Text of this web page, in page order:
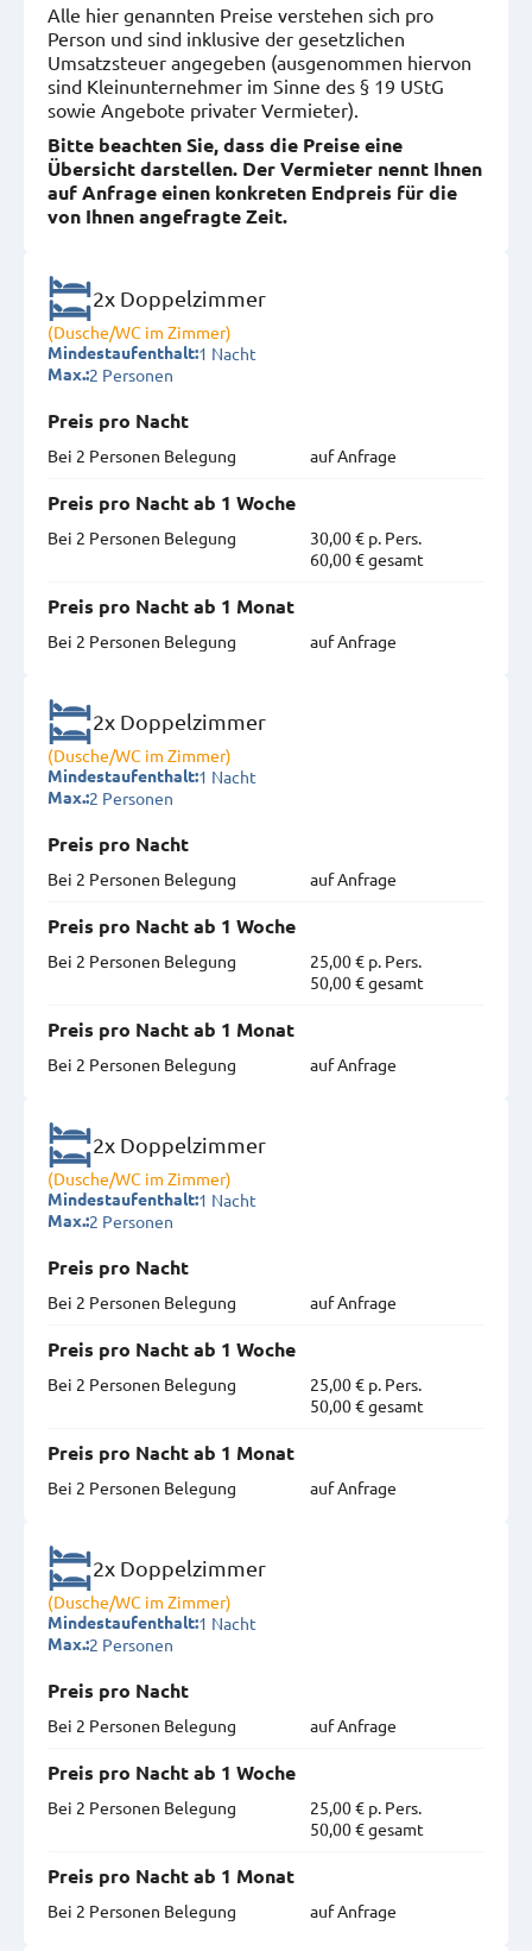
Alle hier genannten Preise verstehen sich pro
Person und sind inklusive der gesetzlichen
Umsatzsteuer angegeben (ausgenommen hiervon
sind Kleinunternehmer im Sinne des § 19 UStG
sowie Angebote privater Vermieter).
Bitte beachten Sie, dass die Preise eine
Übersicht darstellen. Der Vermieter nennt Ihnen
auf Anfrage einen konkreten Endpreis für die
von Ihnen angefragte Zeit.
2x Doppelzimmer
(Dusche/WC im Zimmer)
Mindestaufenthalt:1 Nacht
Max.:2 Personen
Preis pro Nacht
Bei 2 Personen Belegung
auf Anfrage
Preis pro Nacht ab 1 Woche
Bei 2 Personen Belegung
30,00 € p. Pers.
60,00 € gesamt
Preis pro Nacht ab 1 Monat
Bei 2 Personen Belegung
auf Anfrage
2x Doppelzimmer
(Dusche/WC im Zimmer)
Mindestaufenthalt:1 Nacht
Max.:2 Personen
Preis pro Nacht
Bei 2 Personen Belegung
auf Anfrage
Preis pro Nacht ab 1 Woche
Bei 2 Personen Belegung
25,00 € p. Pers.
50,00 € gesamt
Preis pro Nacht ab 1 Monat
Bei 2 Personen Belegung
auf Anfrage
2x Doppelzimmer
(Dusche/WC im Zimmer)
Mindestaufenthalt:1 Nacht
Max.:2 Personen
Preis pro Nacht
Bei 2 Personen Belegung
auf Anfrage
Preis pro Nacht ab 1 Woche
Bei 2 Personen Belegung
25,00 € p. Pers.
50,00 € gesamt
Preis pro Nacht ab 1 Monat
Bei 2 Personen Belegung
auf Anfrage
2x Doppelzimmer
(Dusche/WC im Zimmer)
Mindestaufenthalt:1 Nacht
Max.:2 Personen
Preis pro Nacht
Bei 2 Personen Belegung
auf Anfrage
Preis pro Nacht ab 1 Woche
Bei 2 Personen Belegung
25,00 € p. Pers.
50,00 € gesamt
Preis pro Nacht ab 1 Monat
Bei 2 Personen Belegung
auf Anfrage